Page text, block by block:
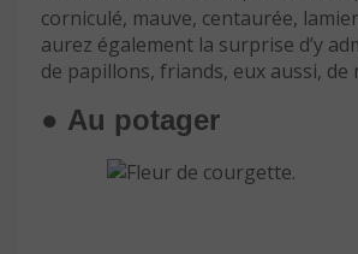
corniculé, mauve, centaurée,
aurez également la surprise d’y
de papillons, friands, eux aussi, de
● Au potager